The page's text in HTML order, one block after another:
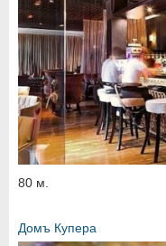
80 м.
Домъ Купера